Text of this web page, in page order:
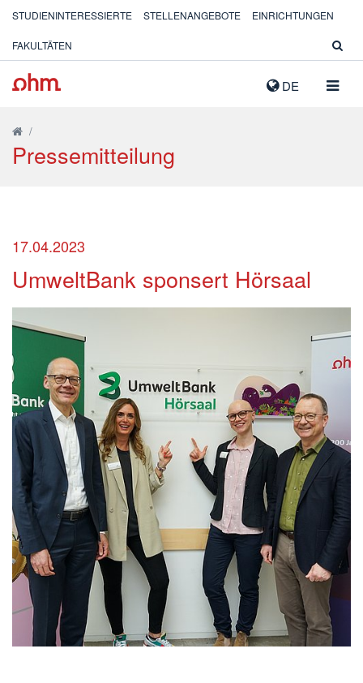
DE
STUDIENINTERESSIERTE STELLENANGEBOTE EINRICHTUNGEN
FAKULTÄTEN
/
Pressemitteilung
17.04.2023
UmweltBank sponsert Hörsaal